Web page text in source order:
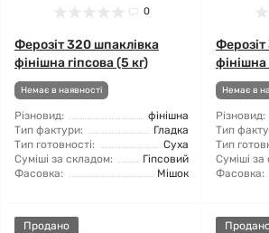
0
Ферозіт 320 шпаклівка
фінішна гіпсова (5 кг)
Немає в наявності
Різновид:
фінішна
Тип фактури:
Гладка
Тип готовності:
Суха
Суміші за складом:
Гіпсовий
Фасовка:
Мішок
фінішна
Немає в
Різновид:
Тип
Тип
Суміші
Фасовка:
Продано